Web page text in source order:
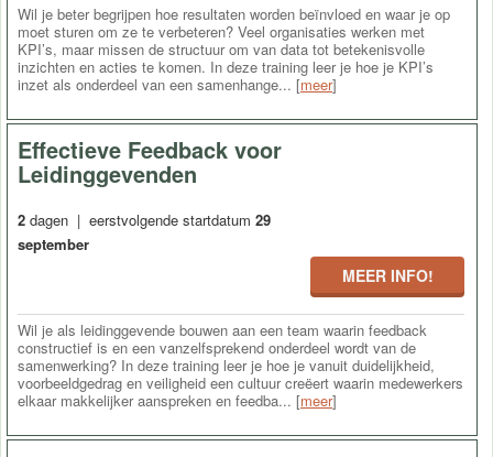
Wil je beter begrijpen hoe resultaten worden beïnvloed en waar je op
moet sturen om ze te verbeteren? Veel organisaties werken met
KPI’s, maar missen de structuur om van data tot betekenisvolle
inzichten en acties te komen. In deze training leer je hoe je KPI’s
inzet als onderdeel van een samenhange... [meer]
Effectieve Feedback voor
Leidinggevenden
2 dagen | eerstvolgende startdatum 29
september
MEER INFO!
Wil je als leidinggevende bouwen aan een team waarin feedback
constructief is en een vanzelfsprekend onderdeel wordt van de
samenwerking? In deze training leer je hoe je vanuit duidelijkheid,
voorbeeldgedrag en veiligheid een cultuur creëert waarin medewerkers
elkaar makkelijker aanspreken en feedba... [meer]